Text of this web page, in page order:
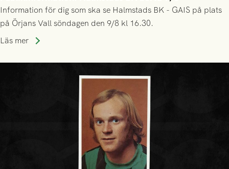
Information för dig som ska se Halmstads BK - GAIS på plats
på Örjans Vall söndagen den 9/8 kl 16.30.
Läs mer